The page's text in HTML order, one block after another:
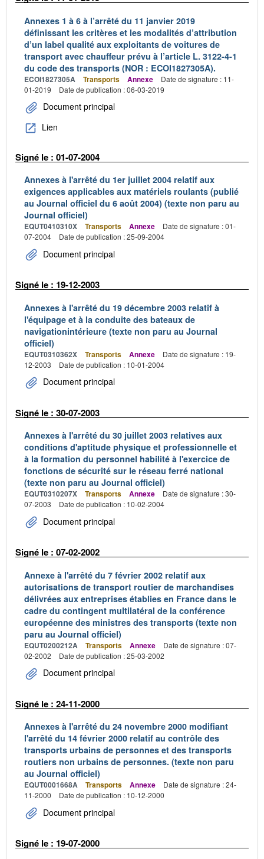
Annexes 1 à 6 à l’arrêté du 11 janvier 2019
définissant les critères et les modalités d’attribution
d’un label qualité aux exploitants de voitures de
transport avec chauffeur prévu à l’article L. 3122-4-1
du code des transports (NOR : ECOI1827305A).
ECOI1827305A Transports Annexe
Date de signature : 11-
01-2019
Date de publication : 06-03-2019
Document principal
Lien
Signé le : 01-07-2004
Annexes à l'arrêté du 1er juillet 2004 relatif aux
exigences applicables aux matériels roulants (publié
au Journal officiel du 6 août 2004) (texte non paru au
Journal officiel)
EQUT0410310X Transports Annexe
Date de signature : 01-
07-2004
Date de publication : 25-09-2004
Document principal
Signé le : 19-12-2003
Annexes à l'arrêté du 19 décembre 2003 relatif à
l'équipage et à la conduite des bateaux de
navigationintérieure (texte non paru au Journal
officiel)
EQUT0310362X Transports Annexe
Date de signature : 19-
12-2003
Date de publication : 10-01-2004
Document principal
Signé le : 30-07-2003
Annexes à l'arrêté du 30 juillet 2003 relatives aux
conditions d'aptitude physique et professionnelle et
à la formation du personnel habilité à l'exercice de
fonctions de sécurité sur le réseau ferré national
(texte non paru au Journal officiel)
EQUT0310207X Transports Annexe
Date de signature : 30-
07-2003
Date de publication : 10-02-2004
Document principal
Signé le : 07-02-2002
Annexe à l'arrêté du 7 février 2002 relatif aux
autorisations de transport routier de marchandises
délivrées aux entreprises établies en France dans le
cadre du contingent multilatéral de la conférence
européenne des ministres des transports (texte non
paru au Journal officiel)
EQUT0200212A Transports Annexe
Date de signature : 07-
02-2002
Date de publication : 25-03-2002
Document principal
Signé le : 24-11-2000
Annexes à l'arrêté du 24 novembre 2000 modifiant
l'arrêté du 14 février 2000 relatif au contrôle des
transports urbains de personnes et des transports
routiers non urbains de personnes. (texte non paru
au Journal officiel)
EQUT0001668A Transports Annexe
Date de signature : 24-
11-2000
Date de publication : 10-12-2000
Document principal
Signé le : 19-07-2000